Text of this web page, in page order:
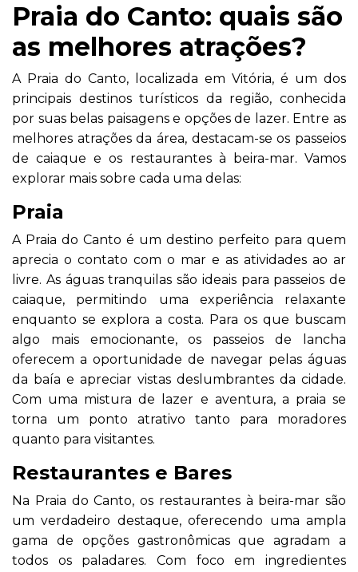
Praia do Canto: quais são
as melhores atrações?
A Praia do Canto, localizada em Vitória, é um dos
principais destinos turísticos da região, conhecida
por suas belas paisagens e opções de lazer. Entre as
melhores atrações da área, destacam-se os passeios
de caiaque e os restaurantes à beira-mar. Vamos
explorar mais sobre cada uma delas:
Praia
A Praia do Canto é um destino perfeito para quem
aprecia o contato com o mar e as atividades ao ar
livre. As águas tranquilas são ideais para passeios de
caiaque, permitindo uma experiência relaxante
enquanto se explora a costa. Para os que buscam
algo mais emocionante, os passeios de lancha
oferecem a oportunidade de navegar pelas águas
da baía e apreciar vistas deslumbrantes da cidade.
Com uma mistura de lazer e aventura, a praia se
torna um ponto atrativo tanto para moradores
quanto para visitantes.
Restaurantes e Bares
Na Praia do Canto, os restaurantes à beira-mar são
um verdadeiro destaque, oferecendo uma ampla
gama de opções gastronômicas que agradam a
todos os paladares. Com foco em ingredientes